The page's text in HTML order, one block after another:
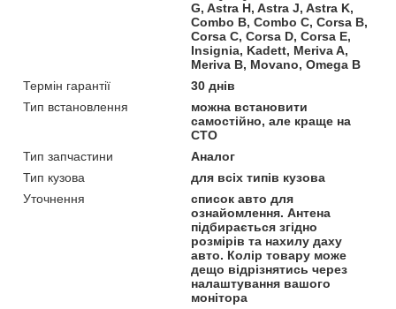
G, Astra H, Astra J, Astra K,
Combo B, Combo C, Corsa B,
Corsa C, Corsa D, Corsa E,
Insignia, Kadett, Meriva A,
Meriva B, Movano, Omega B
Термін гарантії
30 днів
Тип встановлення
можна встановити
самостійно, але краще на
СТО
Тип запчастини
Аналог
Тип кузова
для всіх типів кузова
Уточнення
список авто для
ознайомлення. Антена
підбирається згідно
розмірів та нахилу даху
авто. Колір товару може
дещо відрізнятись через
налаштування вашого
монітора